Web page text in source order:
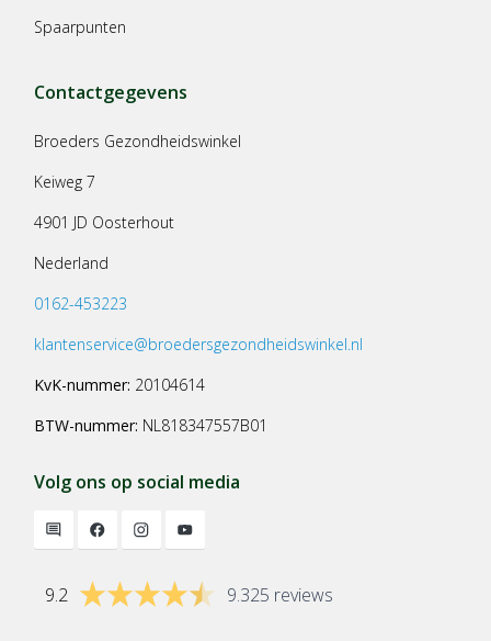
Spaarpunten
Contactgegevens
Broeders Gezondheidswinkel
Keiweg 7
4901 JD Oosterhout
Nederland
0162-453223
klantenservice@broedersgezondheidswinkel.nl
KvK-nummer: 20104614
BTW-nummer: NL818347557B01
Volg ons op social media
9.2 9.325 reviews